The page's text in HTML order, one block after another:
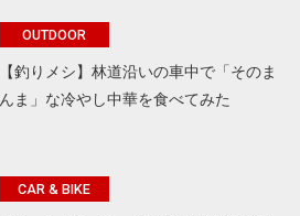
OUTDOOR
【釣りメシ】林道沿いの車中で「そのま
んま」な冷やし中華を食べてみた
CAR & BIKE